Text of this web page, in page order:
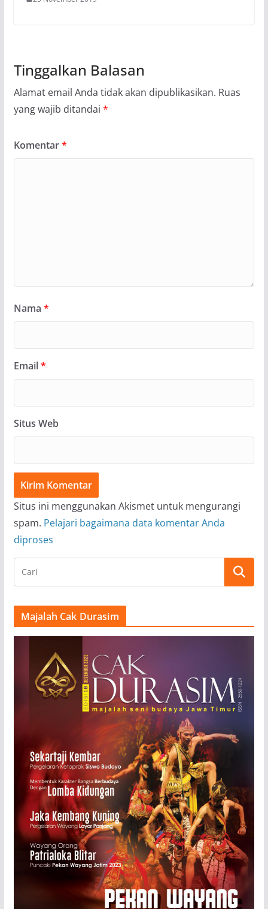
Tinggalkan Balasan
Alamat email Anda tidak akan dipublikasikan. Ruas
yang wajib ditandai *
Komentar*
Nama *
Email*
Situs Web
Situs ini menggunakan Akismet untuk mengurangi
spam. Pelajari bagaimana data komentar Anda
diproses
Majalah Cak Durasim